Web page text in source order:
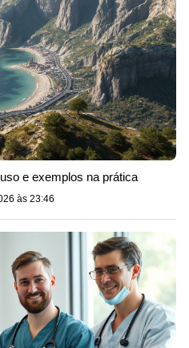
e exemplos na prática
às 23:46